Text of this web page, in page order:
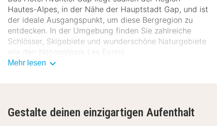
Hautes-Alpes, in der Nähe der Hauptstadt Gap, und ist
der ideale Ausgangspunkt, um diese Bergregion zu
entdecken. In der Umgebung finden Sie zahlreiche
Schlösser, Skigebiete und wunderschöne Naturgebiete
wie den Nationalpark Les Ecrins.
Blick auf die sonnige Terrasse oder den blumigen
Mehr lesen
Gestalte deinen einzigartigen Aufenthalt